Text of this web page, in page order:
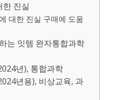
진실
대한 진실 구매에 도움
는 잇템 완자통합과학
년), 통합과학
년용), 비상교육, 과